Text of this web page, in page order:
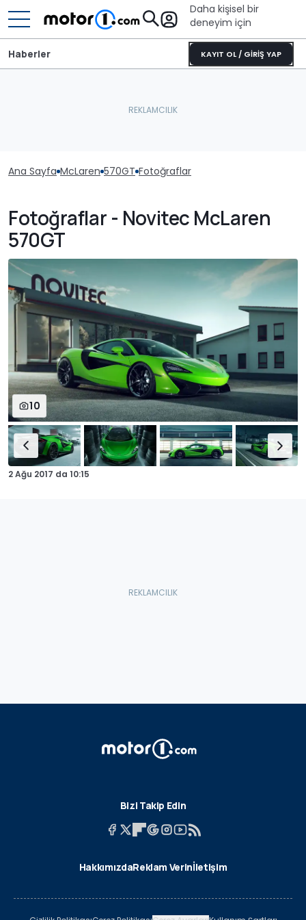
Daha kişisel bir
deneyim için
KAYIT OL / GİRİŞ YAP
Haberler
Ana Sayfa McLaren 570GT Fotoğraflar
Fotoğraflar - Novitec McLaren
570GT
10
2 Ağu 2017 da 10:15
Bizi Takip Edin
HakkımızdaReklam Verinİletişim